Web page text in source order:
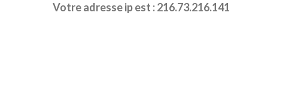
Votre adresse ip est : 216.73.216.141